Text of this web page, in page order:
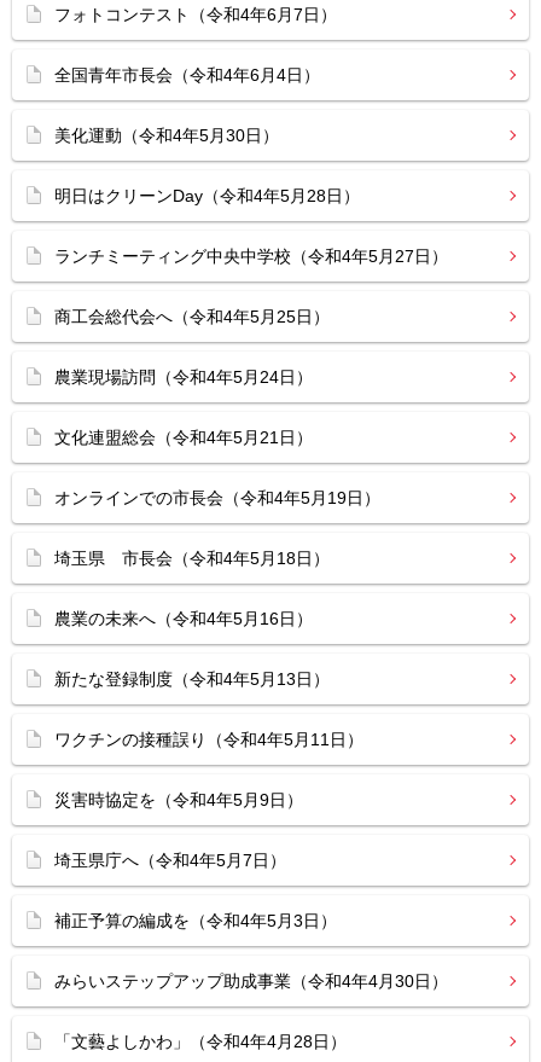
フォトコンテスト（令和4年6月7日）
全国青年市長会（令和4年6月4日）
美化運動（令和4年5月30日）
明日はクリーンDay（令和4年5月28日）
ランチミーティング中央中学校（令和4年5月27日）
商工会総代会へ（令和4年5月25日）
農業現場訪問（令和4年5月24日）
文化連盟総会（令和4年5月21日）
オンラインでの市長会（令和4年5月19日）
埼玉県 市長会（令和4年5月18日）
農業の未来へ（令和4年5月16日）
新たな登録制度（令和4年5月13日）
ワクチンの接種誤り（令和4年5月11日）
災害時協定を（令和4年5月9日）
埼玉県庁へ（令和4年5月7日）
補正予算の編成を（令和4年5月3日）
みらいステップアップ助成事業（令和4年4月30日）
「文藝よしかわ」（令和4年4月28日）